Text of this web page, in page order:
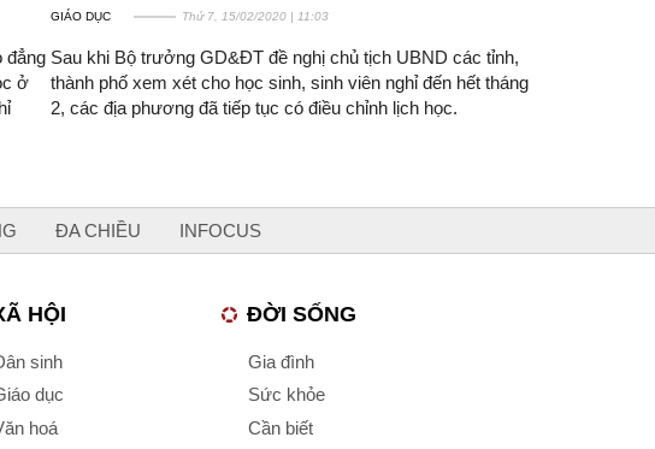
đẳng
ở
GIÁO DỤC Thứ 7, 15/02/2020 | 11:03
Sau khi Bộ trưởng GD&ĐT đề nghị chủ tịch UBND các tỉnh,
thành phố xem xét cho học sinh, sinh viên nghỉ đến hết tháng
2, các địa phương đã tiếp tục có điều chỉnh lịch học.
ĐA CHIỀU INFOCUS
HỘI
sinh
dục
hoá
ĐỜI SỐNG
Gia đình
Sức khỏe
Cần biết